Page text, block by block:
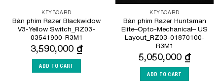
KEYBOARD
Bàn phím Razer Blackwidow
V3-Yellow Switch_RZ03-
03541900-R3M1
3,590,000 ₫
ADD TO CART
KEYBOARD
Bàn phím Razer Huntsman
Elite–Opto-Mechanical– US
Layout_RZ03-01870100-
R3M1
5,050,000 ₫
ADD TO CART